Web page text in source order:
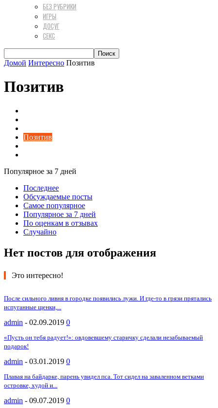
БЕЗ РУБРИКИ
ИГРЫ
ДОСУГ
СЕКС
Домой Интересно Позитив
Позитив
Позитив
Популярное за 7 дней
Последнее
Обсуждаемые посты
Самое популярное
Популярное за 7 дней
По оценкам в отзывах
Случайно
Нет постов для отображения
Это интересно!
После сильного ливня в городке появились лужи. И где-то в грязи прятались
испуганные щенки,...
admin - 02.09.2019 0
«Пусть он тебя радует!»: овдовевшему старичку сделали незабываемый
подарок!
admin - 03.01.2019 0
Плавая на байдарке, парень увидел пса. Тот сидел на заваленном ветками
островке, худой и...
admin - 09.07.2019 0